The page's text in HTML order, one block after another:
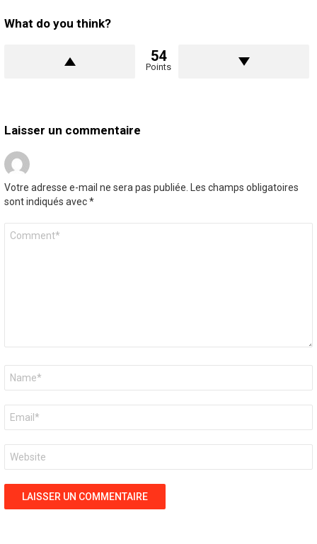
What do you think?
54
Points
Laisser un commentaire
Votre adresse e-mail ne sera pas publiée. Les champs obligatoires
sont indiqués avec*
mail
*
web